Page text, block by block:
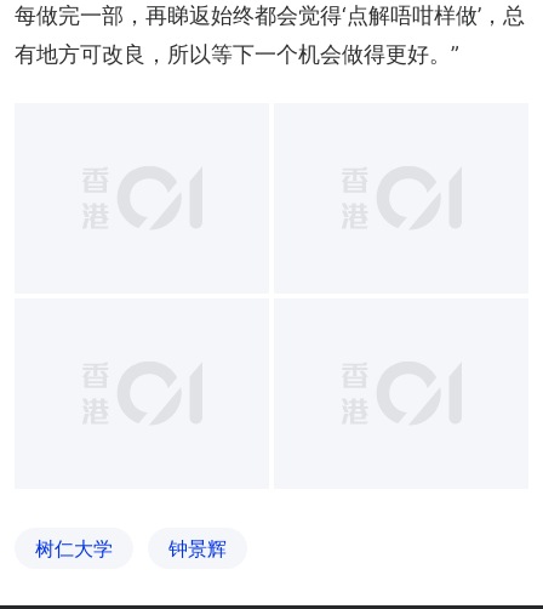
每做完一部，再睇返始终都会觉得‘点解唔咁样做’，总
有地方可改良，所以等下一个机会做得更好。”
树仁大学 钟景辉